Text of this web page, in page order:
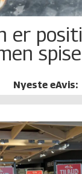
er
Nyeste eAvis: